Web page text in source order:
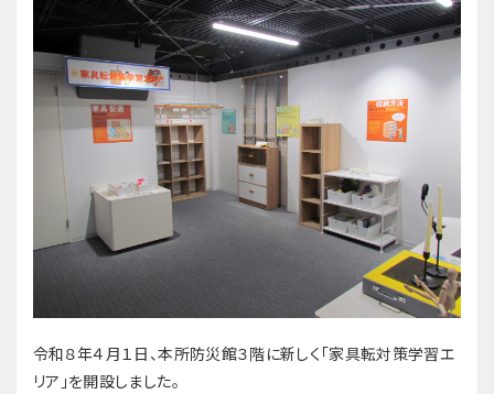
令和８年４月１日、本所防災館３階に新しく「家具転対策学習エ
リア」を開設しました。